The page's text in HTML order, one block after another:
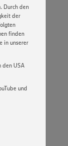
Durch den
der
finden
in unserer
den USA
und
der
und